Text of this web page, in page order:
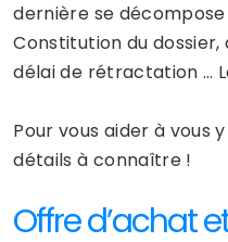
dernière se
Constitution du
délai de rétractation …
Pour vous aider à
détails à connaître !
Offre d’achat